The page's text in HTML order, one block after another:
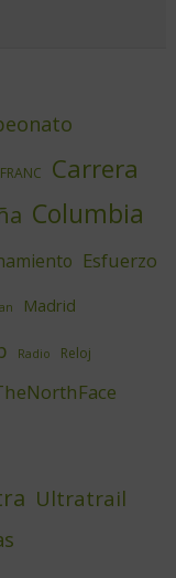
Carrera
Columbia
Esfuerzo
Madrid
Radio Reloj
Ultratrail